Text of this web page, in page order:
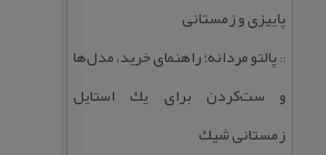
پاییزی و زمستانی
:: پالتو مردانه؛ راهنمای خرید، مدل‌ها
و ست‌كردن برای یك استایل
زمستانی شیك